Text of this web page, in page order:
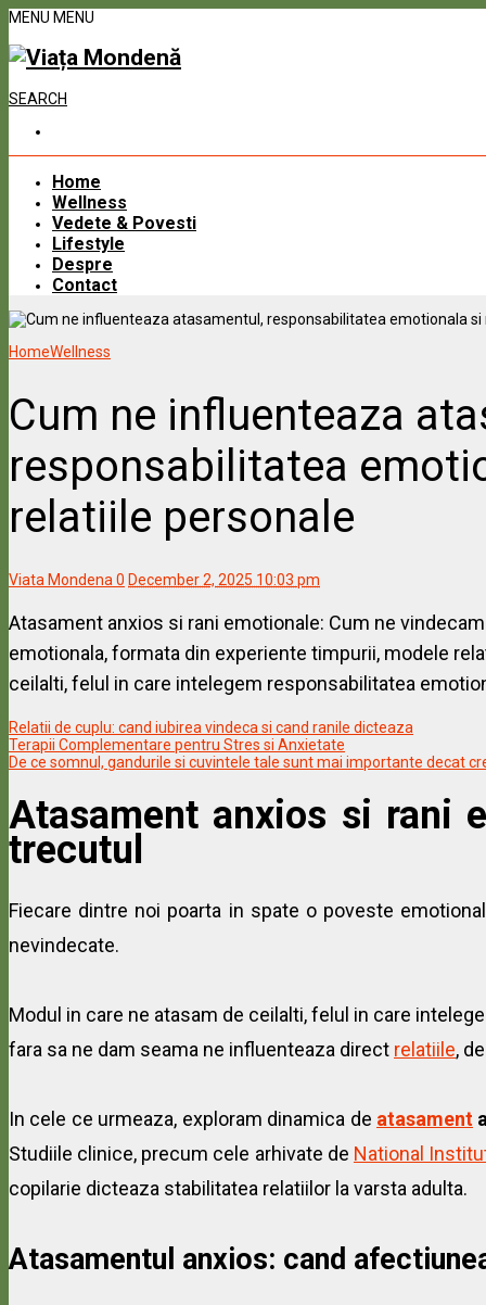
MENU MENU
SEARCH
Home
Wellness
Vedete & Povesti
Lifestyle
Despre
Contact
HomeWellness
Cum ne influenteaza
responsabilitatea
relatiile personale
Viata Mondena0 December 2, 2025 10:03 pm
Atasament anxios si rani emotionale: Cum ne
emotionala, formata din experiente timpurii, modele
ceilalti, felul in care intelegem responsabilitatea
Relatii de cuplu: cand iubirea vindeca si cand ranile dicteaza
Terapii Complementare pentru Stres si Anxietate
De ce somnul, gandurile si cuvintele tale sunt mai importante decat
Atasament anxios si rani
trecutul
Fiecare dintre noi poarta in spate o poveste
nevindecate.
Modul in care ne atasam de ceilalti, felul in care
fara sa ne dam seama ne influenteaza direct relatiile,
In cele ce urmeaza, exploram dinamica de atasament
Studiile clinice, precum cele arhivate de National
copilarie dicteaza stabilitatea relatiilor la varsta adulta.
Atasamentul anxios: cand